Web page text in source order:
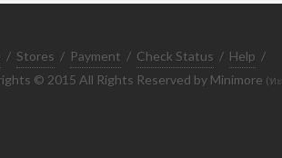
/ Stores / Payment / Check Status / Help /
© 2015 All Rights Reserved by Minimore (ท